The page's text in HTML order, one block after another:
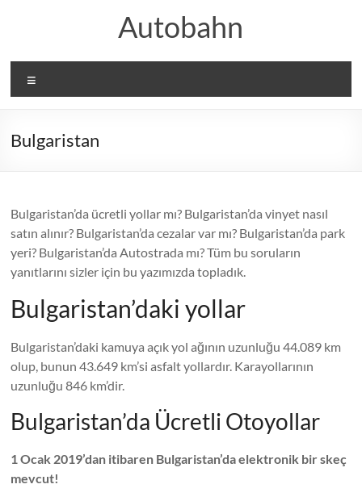
Autobahn
Bulgaristan
Bulgaristan’da ücretli yollar mı? Bulgaristan’da vinyet nasıl
satın alınır? Bulgaristan’da cezalar var mı? Bulgaristan’da park
yeri? Bulgaristan’da Autostrada mı? Tüm bu soruların
yanıtlarını sizler için bu yazımızda topladık.
Bulgaristan’daki yollar
Bulgaristan’daki kamuya açık yol ağının uzunluğu 44.089 km
olup, bunun 43.649 km’si asfalt yollardır. Karayollarının
uzunluğu 846 km’dir.
Bulgaristan’da Ücretli Otoyollar
1 Ocak 2019’dan itibaren Bulgaristan’da elektronik bir skeç
mevcut!